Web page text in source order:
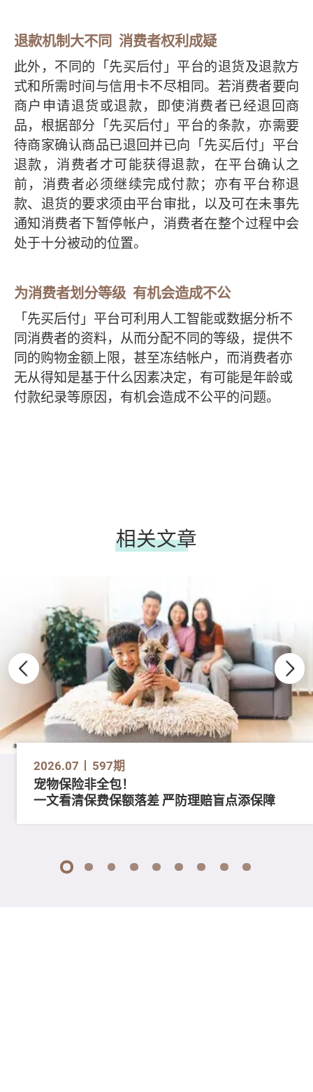
退款机制大不同 消费者权利成疑
此外，不同的「先买后付」平台的退货及退款方
式和所需时间与信用卡不尽相同。若消费者要向
商户申请退货或退款，即使消费者已经退回商
品，根据部分「先买后付」平台的条款，亦需要
待商家确认商品已退回并已向「先买后付」平台
退款，消费者才可能获得退款，在平台确认之
前，消费者必须继续完成付款；亦有平台称退
款、退货的要求须由平台审批，以及可在未事先
通知消费者下暂停帐户，消费者在整个过程中会
处于十分被动的位置。
为消费者划分等级 有机会造成不公
「先买后付」平台可利用人工智能或数据分析不
同消费者的资料，从而分配不同的等级，提供不
同的购物金额上限，甚至冻结帐户，而消费者亦
无从得知是基于什么因素决定，有可能是年龄或
付款纪录等原因，有机会造成不公平的问题。
相关文章
2026.07 597期
宠物保险非全包！
一文看清保费保额落差 严防理赔盲点添保障
1 2 3 4 5 6 7 8 9